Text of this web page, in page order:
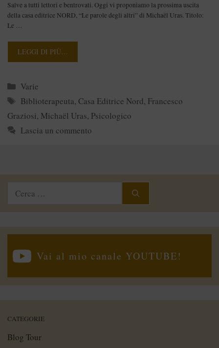
Salve a tutti lettori e bentrovati. Oggi vi proponiamo la prossima uscita
della casa editrice NORD, “Le parole degli altri” di Michaël Uras. Titolo:
Le …
LEGGI DI PIÙ…
Categorie
Varie
Tag
Biblioterapeuta,Casa Editrice Nord, Francesco
Graziosi, Michaël Uras, Psicologico
Lascia un commento
Ricerca
Vai al mio canale YOUTUBE!
CATEGORIE
Blog Tour